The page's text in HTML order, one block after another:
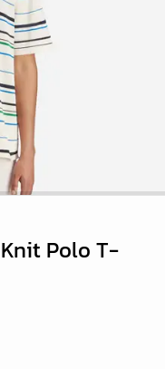
6 7 8 9
Polo T-